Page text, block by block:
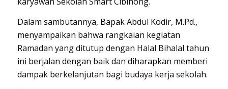
Dalam sambutannya, Bapak Abdul Kodir, M.Pd.,
menyampaikan bahwa rangkaian kegiatan
Ramadan yang ditutup dengan Halal Bihalal tahun
ini berjalan dengan baik dan diharapkan memberi
dampak berkelanjutan bagi budaya kerja sekolah.